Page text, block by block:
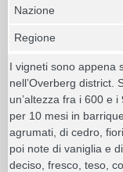
Nazione
Regione
I vigneti sono appena
nell’Overberg district.
un’altezza fra i 600 e
per 10 mesi in
agrumati, di cedro,
poi note di vaniglia e
deciso, fresco, teso,